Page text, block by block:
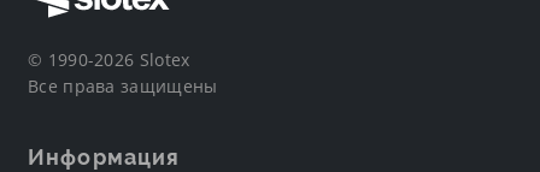
© 1990-2026 Slotex
Все права защищены
Информация